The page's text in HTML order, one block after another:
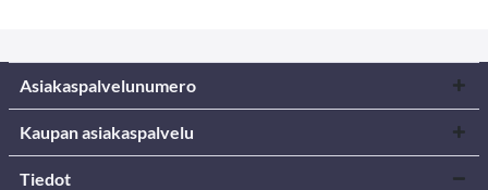
Asiakaspalvelunumero
Kaupan asiakaspalvelu
Tiedot